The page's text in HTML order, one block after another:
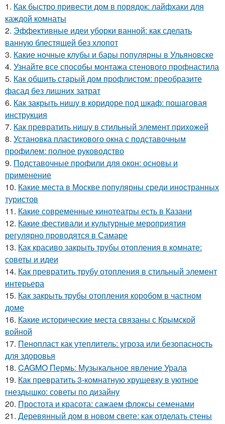
1. Как быстро привести дом в порядок: лайфхаки для
каждой комнаты
2. Эффективные идеи уборки ванной: как сделать
ванную блестящей без хлопот
3. Какие ночные клубы и бары популярны в Ульяновске
4. Узнайте все способы монтажа стенового профнастила
5. Как обшить старый дом профлистом: преобразите
фасад без лишних затрат
6. Как закрыть нишу в коридоре под шкаф: пошаговая
инструкция
7. Как превратить нишу в стильный элемент прихожей
8. Установка пластикового окна с подставочным
профилем: полное руководство
9. Подставочные профили для окон: основы и
применение
10. Какие места в Москве популярны среди иностранных
туристов
11. Какие современные кинотеатры есть в Казани
12. Какие фестивали и культурные мероприятия
регулярно проводятся в Самаре
13. Как красиво закрыть трубы отопления в комнате:
советы и идеи
14. Как превратить трубу отопления в стильный элемент
интерьера
15. Как закрыть трубы отопления коробом в частном
доме
16. Какие исторические места связаны с Крымской
войной
17. Пенопласт как утеплитель: угроза или безопасность
для здоровья
18. CAGMO Пермь: Музыкальное явление Урала
19. Как превратить 3-комнатную хрущевку в уютное
гнездышко: советы по дизайну
20. Простота и красота: сажаем флоксы семенами
21. Деревянный дом в новом свете: как отделать стены